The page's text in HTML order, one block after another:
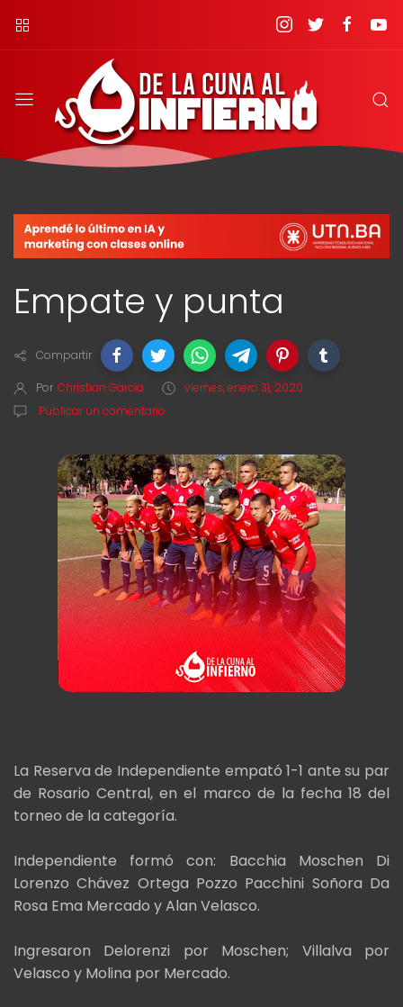
Empate y punta
Compartir
Por Christian García
viernes, enero 31, 2020
Publicar un comentario
La Reserva de Independiente empató 1-1 ante su par
de Rosario Central, en el marco de la fecha 18 del
torneo de la categoría.
Independiente formó con: Bacchia Moschen Di
Lorenzo Chávez Ortega Pozzo Pacchini Soñora Da
Rosa Ema Mercado y Alan Velasco.
Ingresaron Delorenzi por Moschen; Villalva por
Velasco y Molina por Mercado.